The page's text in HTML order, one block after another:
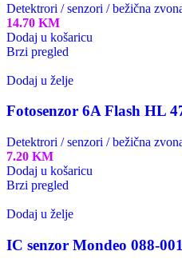
Detektrori / senzori / bežična
14.70 KM
Dodaj u košaricu
Brzi pregled
Dodaj u želje
Fotosenzor 6A Flash HL
Detektrori / senzori / bežična
7.20 KM
Dodaj u košaricu
Brzi pregled
Dodaj u želje
IC senzor Mondeo 088-